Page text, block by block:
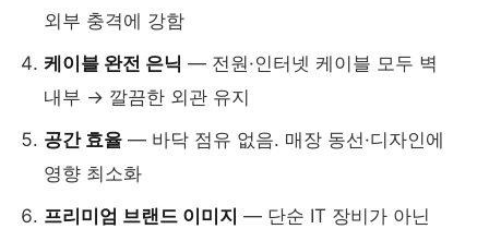
외부 충격에 강함
케이블 완전 은닉 — 전원·인터넷 케이블 모두 벽
내부 → 깔끔한 외관 유지
공간 효율 — 바닥 점유 없음. 매장 동선·디자인에
영향 최소화
프리미엄 브랜드 이미지 — 단순 IT 장비가 아닌